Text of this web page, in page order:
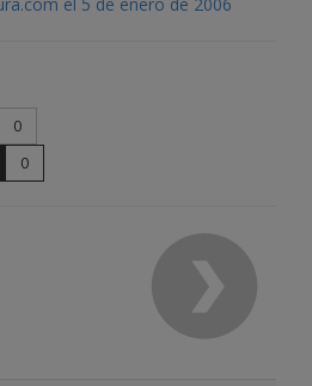
el 5 de enero de 2006
0
0